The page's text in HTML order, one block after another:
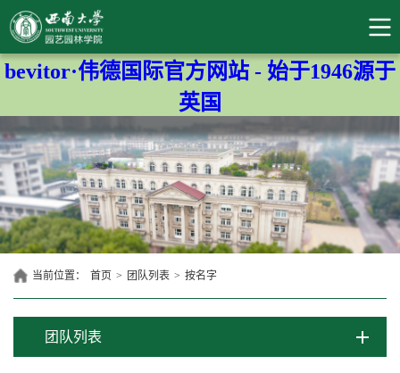
bevitor·伟德国际官方网站 - 始于1946源于
英国
当前位置： 首页 > 团队列表 > 按名字
团队列表